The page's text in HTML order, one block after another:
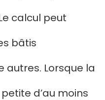
calcul peut
bâtis
Lorsque la
d’au moins